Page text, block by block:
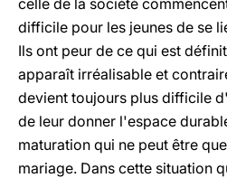
celle de la société
difficile pour les jeunes de se
Ils ont peur de ce qui est
apparaît irréalisable et
devient toujours plus difficile
de leur donner l'espace
maturation qui ne peut être
mariage. Dans cette situation